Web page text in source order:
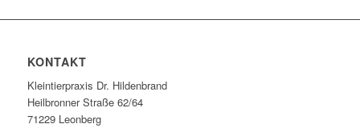
KONTAKT
Kleintierpraxis Dr. Hildenbrand
Heilbronner Straße 62/64
71229 Leonberg